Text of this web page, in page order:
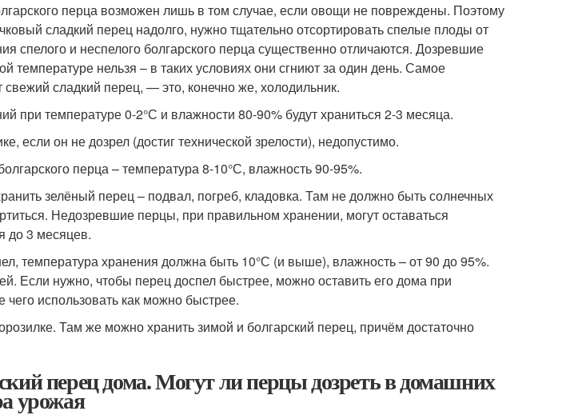
перца возможен лишь в том случае, если овощи не повреждены. Поэтому
сладкий перец надолго, нужно тщательно отсортировать спелые плоды от
спелого и неспелого болгарского перца существенно отличаются. Дозревшие
температуре нельзя – в таких условиях они сгниют за один день. Самое
сладкий перец, — это, конечно же, холодильник.
при температуре 0-2°С и влажности 80-90% будут храниться 2-3 месяца.
если он не дозрел (достиг технической зрелости), недопустимо.
перца – температура 8-10°С, влажность 90-95%.
зелёный перец – подвал, погреб, кладовка. Там не должно быть солнечных
Недозревшие перцы, при правильном хранении, могут оставаться
до 3 месяцев.
температура хранения должна быть 10°С (и выше), влажность – от 90 до 95%.
Если нужно, чтобы перец доспел быстрее, можно оставить его дома при
чего использовать как можно быстрее.
Там же можно хранить зимой и болгарский перец, причём достаточно
перец дома. Могут ли перцы дозреть в домашних
урожая